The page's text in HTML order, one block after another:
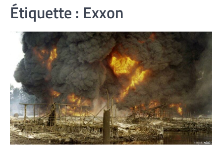
Étiquette : Exxon